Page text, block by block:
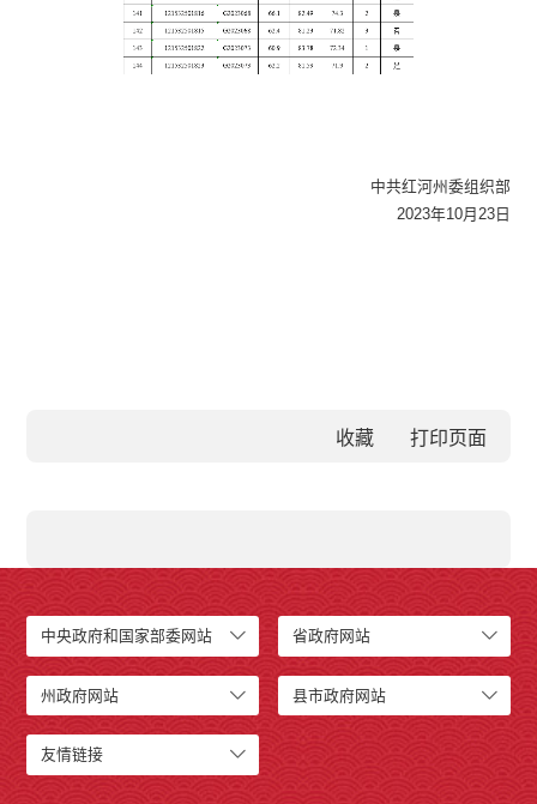
中共红河州委组织部
2023年10月23日
收藏
中央政府和国家部委网站 省政府网站
州政府网站 县市政府网站
友情链接